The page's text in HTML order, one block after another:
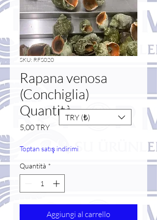
SKU: RFS020
Rapana venosa
(Conchiglia)
Quantità
5,00 TRYPrezzo
Toptan satış indirimi
Quantità *
Aggiungi al carrello
TRY (₺)